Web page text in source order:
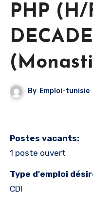
PHP (H/
By Emploi-tunisie
Postes vacants:
1 poste ouvert
Type d'emploi
CDI